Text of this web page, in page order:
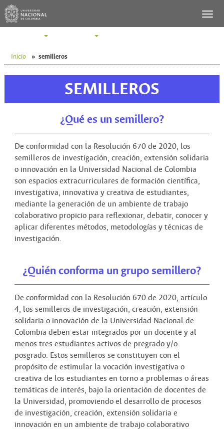
Inicio » semilleros
SEMILLEROS
¿Qué es un semillero?
De conformidad con la Resolución 670 de 2020, los
semilleros de investigación, creación, extensión solidaria
o innovación en la Universidad Nacional de Colombia
son espacios extracurriculares de formación científica,
investigativa, innovativa y creativa de estudiantes,
mediante la generación de un ambiente de trabajo
colaborativo propicio para reflexionar, debatir, conocer y
aplicar diferentes métodos, metodologías y técnicas de
investigación.
¿Quién conforma un grupo semillero?
De conformidad con la Resolución 670 de 2020, artículo
4, los semilleros de investigación, creación, extensión
solidaria o innovación de la Universidad Nacional de
Colombia deben estar integrados por un docente y al
menos tres estudiantes activos de pregrado y/o
posgrado. Estos semilleros se constituyen con el
propósito de estimular la vocación investigativa o
creativa de los estudiantes en torno a problemas o áreas
temáticas de interés, bajo la orientación de docentes de
la Universidad, promoviendo el desarrollo de procesos
de investigación, creación, extensión solidaria e
innovación en un ambiente de trabajo colaborativo